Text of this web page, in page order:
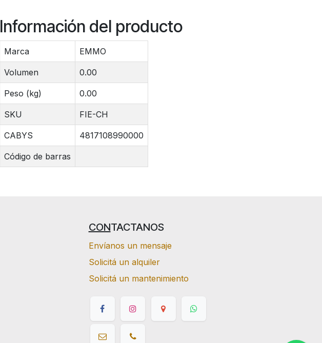
Información del producto
Marca EMMO
Volumen 0.00
Peso (kg) 0.00
SKU FIE-CH
CABYS 4817108990000
Código de barras
CONTACTANOS
Envíanos un mensaje
Solicitá un alquiler
Solicitá un mantenimiento